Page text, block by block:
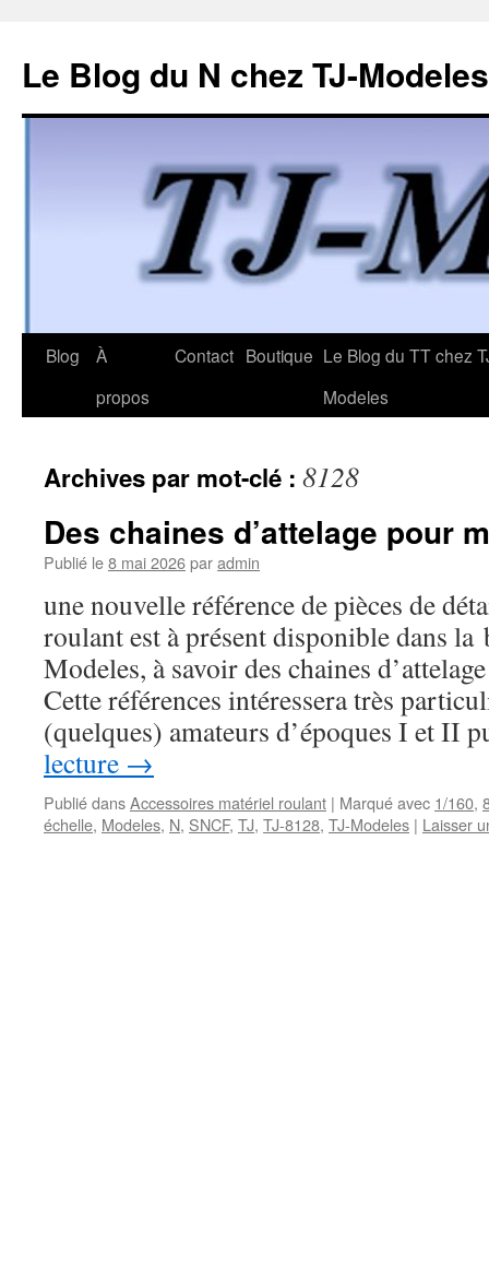
Le Blog du N chez TJ-Modeles
Aller
Blog
À
propos
Contact Boutique Le Blog du TT chez
Modeles
Archives par mot-clé : 8128
Des chaines d’attelage pour
Publié le8 mai 2026paradmin
une nouvelle référence de pièces de
roulant est à présent disponible dans
Modeles, à savoir des chaines
Cette références intéressera très
(quelques) amateurs d’époques I et II
lecture →
Publié dansAccessoires matériel roulant | Marqué avec 1/160,
échelle, Modeles, N, SNCF, TJ, TJ-8128, TJ-Modeles | Laisser